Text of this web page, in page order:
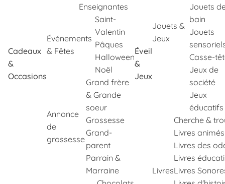
Cadeaux
&
Occasions
Enseignantes
Événements
& Fêtes
Saint-
Valentin
Pâques
Halloween
Noël
Annonce
de
grossesse
Grand frère
& Grande
soeur
Grossesse
Grand-
parent
Parrain &
Marraine
Éveil
&
Jeux
Jouets &
Jeux
Jouets
bain
Jouets
Casse-
Jeux de
société
Jeux
éducatifs
Livres
Cherche &
Livres animés
Livres des
Livres
Livres